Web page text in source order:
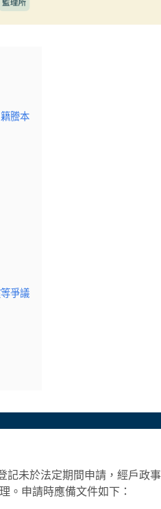
謄本
爭議
記未於法定期間申請，經戶政
。申請時應備文件如下：